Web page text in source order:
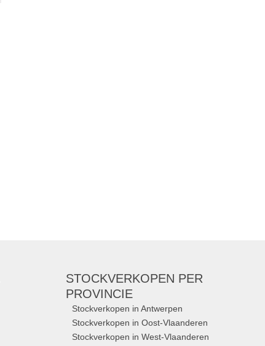
STOCKVERKOPEN PER
PROVINCIE
Stockverkopen in Antwerpen
Stockverkopen in Oost-Vlaanderen
Stockverkopen in West-Vlaanderen